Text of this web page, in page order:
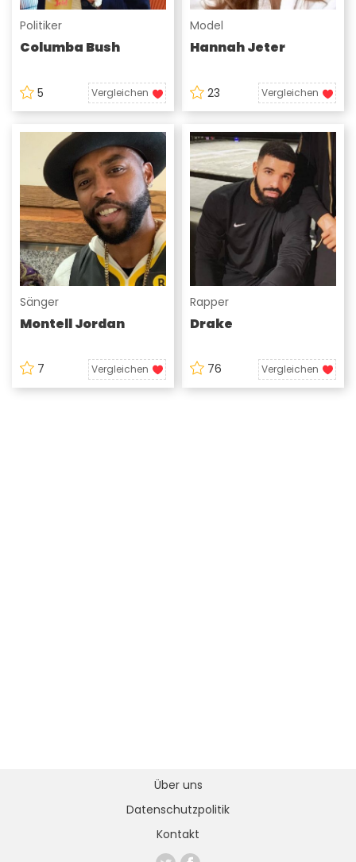
Politiker
Columba Bush
5 Vergleichen
Model
Hannah Jeter
23 Vergleichen
Sänger
Montell Jordan
7 Vergleichen
Rapper
Drake
76 Vergleichen
Über uns
Datenschutzpolitik
Kontakt